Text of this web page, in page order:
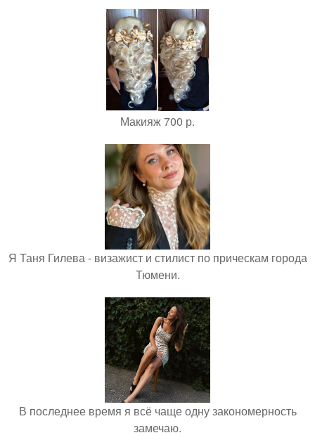
Макияж 700 р.
Я Таня Гилева - визажист и стилист по прическам города
Тюмени.
В последнее время я всё чаще одну закономерность
замечаю.